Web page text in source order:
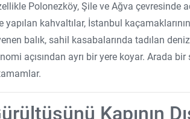
Polonezköy, Şile ve Ağva
yapılan kahvaltılar, İstanbul
balık, sahil kasabalarında tadılan
açısından ayrı bir yere koyar. Arada
Kapının